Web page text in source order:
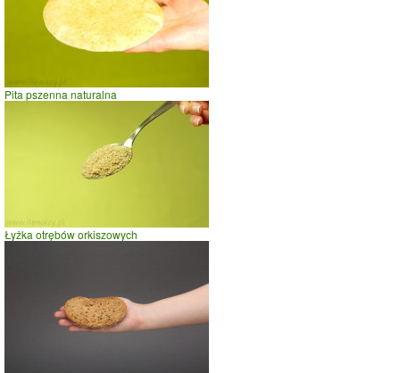
Pita pszenna naturalna
Łyżka otrębów orkiszowych